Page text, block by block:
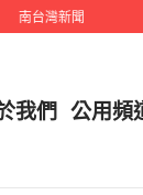
南台灣新聞
我們 公用頻